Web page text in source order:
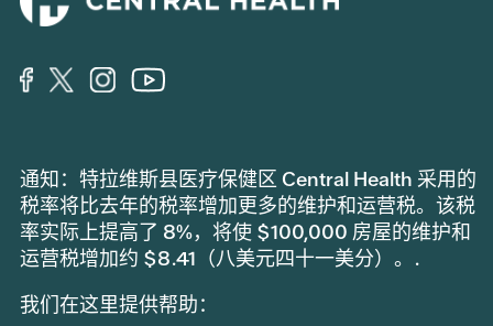
通知：特拉维斯县医疗保健区 Central Health 采用的
税率将比去年的税率增加更多的维护和运营税。该税
率实际上提高了 8%，将使 $100,000 房屋的维护和
运营税增加约 $8.41（八美元四十一美分）。.
我们在这里提供帮助：